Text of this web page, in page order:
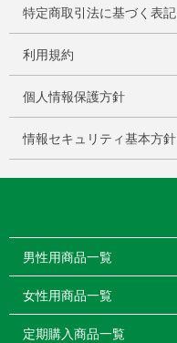
特定商取引法に基づく表記
利用規約
個人情報保護方針
情報セキュリティ基本方針
男性用商品一覧
女性用商品一覧
定期購入商品一覧